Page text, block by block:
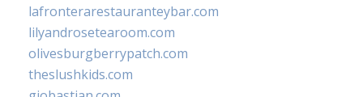
lafronterarestauranteybar.com
lilyandrosetearoom.com
olivesburgberrypatch.com
theslushkids.com